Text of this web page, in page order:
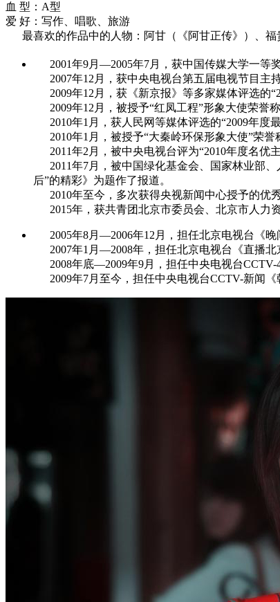
血 型：A型
爱 好：写作、唱歌、旅游
最喜欢的作品中的人物：阿甘（《阿甘正传》）、福
2001年9月—2005年7月，获中国传媒大学一等
2007年12月，获中央电视台第五届电视节目主
2009年12月，获《新京报》等多家媒体评选的
2009年12月，被授予“红凤工程”形象大使荣誉称
2010年1月，获人民网等媒体评选的“2009年度最
2010年1月，被授予“大秦岭环保形象大使”荣誉
2011年2月，被中央电视台评为“2010年度名优主
2011年7月，被中国绿化基金会、国家林业部、
后”的精彩》为题作了报道。
2010年至今，多次获得央视新闻中心授予的优
2015年，获共青团北京市委员会、北京市人力
2005年8月—2006年12月，担任北京电视台《晚
2007年1月—2008年，担任北京电视台《直播北
2008年底—2009年9月，担任中央电视台CCTV-
2009年7月至今，担任中央电视台CCTV-新闻《